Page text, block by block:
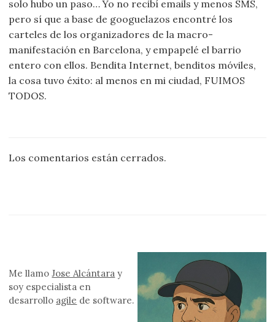
solo hubo un paso… Yo no recibí emails y menos SMS,
pero sí que a base de googuelazos encontré los
carteles de los organizadores de la macro-
manifestación en Barcelona, y empapelé el barrio
entero con ellos. Bendita Internet, benditos móviles,
la cosa tuvo éxito: al menos en mi ciudad, FUIMOS
TODOS.
Los comentarios están cerrados.
Me llamoJose Alcántara y
soy especialista en
desarrollo agile de software.